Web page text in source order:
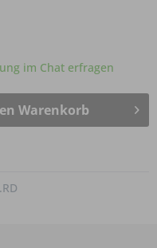
im Chat erfragen
Warenkorb